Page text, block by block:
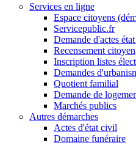
Services en ligne
Espace citoyens
Servicepublic.fr
Demande d'actes
Recensement citoyen
Inscription listes
Demandes
Quotient familial
Demande de
Marchés publics
Autres démarches
Actes d'état civil
Domaine funéraire